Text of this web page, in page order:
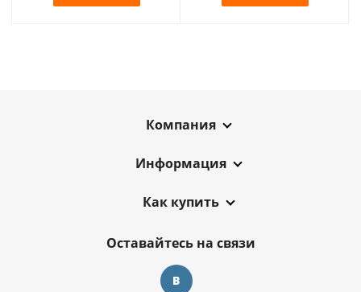
Компания
Информация
Как купить
Оставайтесь на связи